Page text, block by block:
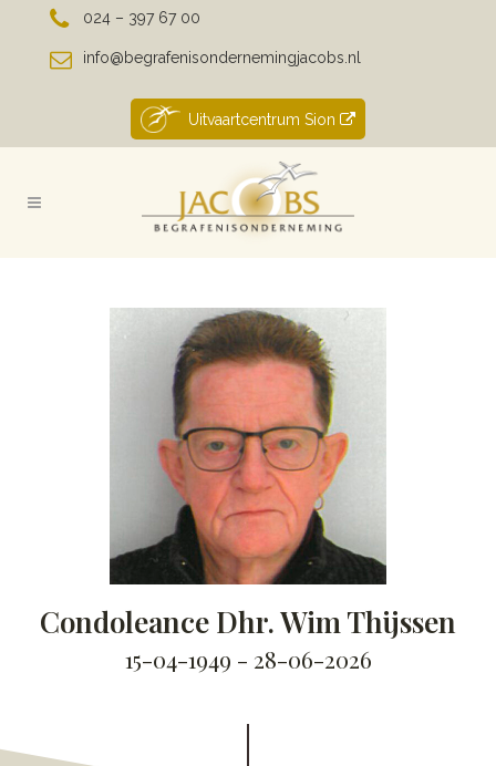
024 – 397 67 00
info@begrafenisondernemingjacobs.nl
Uitvaartcentrum Sion
Condoleance Dhr. Wim Thijssen
15-04-1949 - 28-06-2026